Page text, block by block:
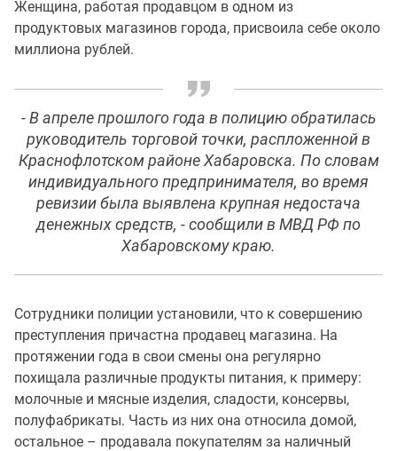
Женщина, работая продавцом в одном из
продуктовых магазинов города, присвоила себе около
миллиона рублей.
- В апреле прошлого года в полицию обратилась
руководитель торговой точки, распложенной в
Краснофлотском районе Хабаровска. По словам
индивидуального предпринимателя, во время
ревизии была выявлена крупная недостача
денежных средств, - сообщили в МВД РФ по
Хабаровскому краю.
Сотрудники полиции установили, что к совершению
преступления причастна продавец магазина. На
протяжении года в свои смены она регулярно
похищала различные продукты питания, к примеру:
молочные и мясные изделия, сладости, консервы,
полуфабрикаты. Часть из них она относила домой,
остальное – продавала покупателям за наличный